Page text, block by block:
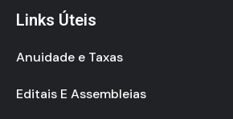
Links Úteis
Anuidade e Taxas
Editais E Assembleias